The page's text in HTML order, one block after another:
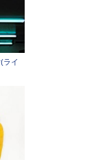
ライ